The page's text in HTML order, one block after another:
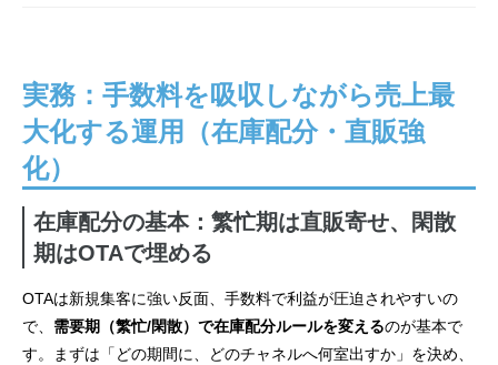
実務：手数料を吸収しながら売上最
大化する運用（在庫配分・直販強
化）
在庫配分の基本：繁忙期は直販寄せ、閑散
期はOTAで埋める
OTAは新規集客に強い反面、手数料で利益が圧迫されやすいの
で、 需要期（繁忙/閑散）で在庫配分ルールを変えるのが基本で
す。まずは「どの期間に、どのチャネルへ何室出すか」を決め、